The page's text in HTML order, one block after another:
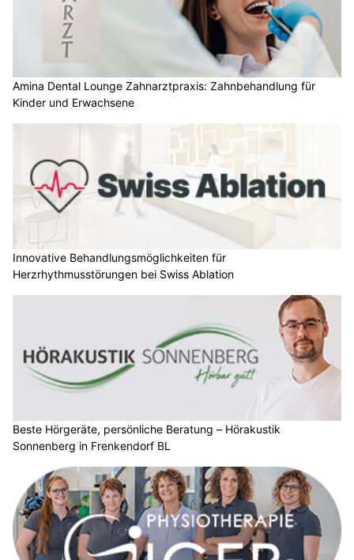
Amina Dental Lounge Zahnarztpraxis: Zahnbehandlung für
Kinder und Erwachsene
Innovative Behandlungsmöglichkeiten für
Herzrhythmusstörungen bei Swiss Ablation
Beste Hörgeräte, persönliche Beratung – Hörakustik
Sonnenberg in Frenkendorf BL